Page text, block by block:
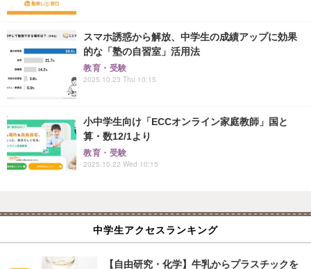
スマホ誘惑から解放、中学生の成績アップに効果
的な「塾の自習室」活用法
教育・受験
2025.10.23 Thu 10:15
小中学生向け「ECCオンライン家庭教師」国と
算・数12/1より
教育・受験
2025.10.22 Wed 10:15
中学生アクセスランキング
【自由研究・化学】牛乳からプラスチックを